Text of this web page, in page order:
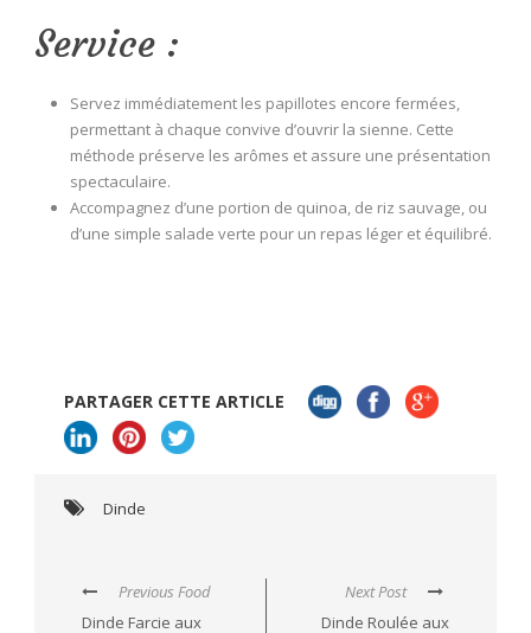
Service :
Servez immédiatement les papillotes encore fermées,
permettant à chaque convive d’ouvrir la sienne. Cette
méthode préserve les arômes et assure une présentation
spectaculaire.
Accompagnez d’une portion de quinoa, de riz sauvage, ou
d’une simple salade verte pour un repas léger et équilibré.
PARTAGER CETTE ARTICLE
Dinde
Previous Food
Dinde Farcie aux
Next Post
Dinde Roulée aux